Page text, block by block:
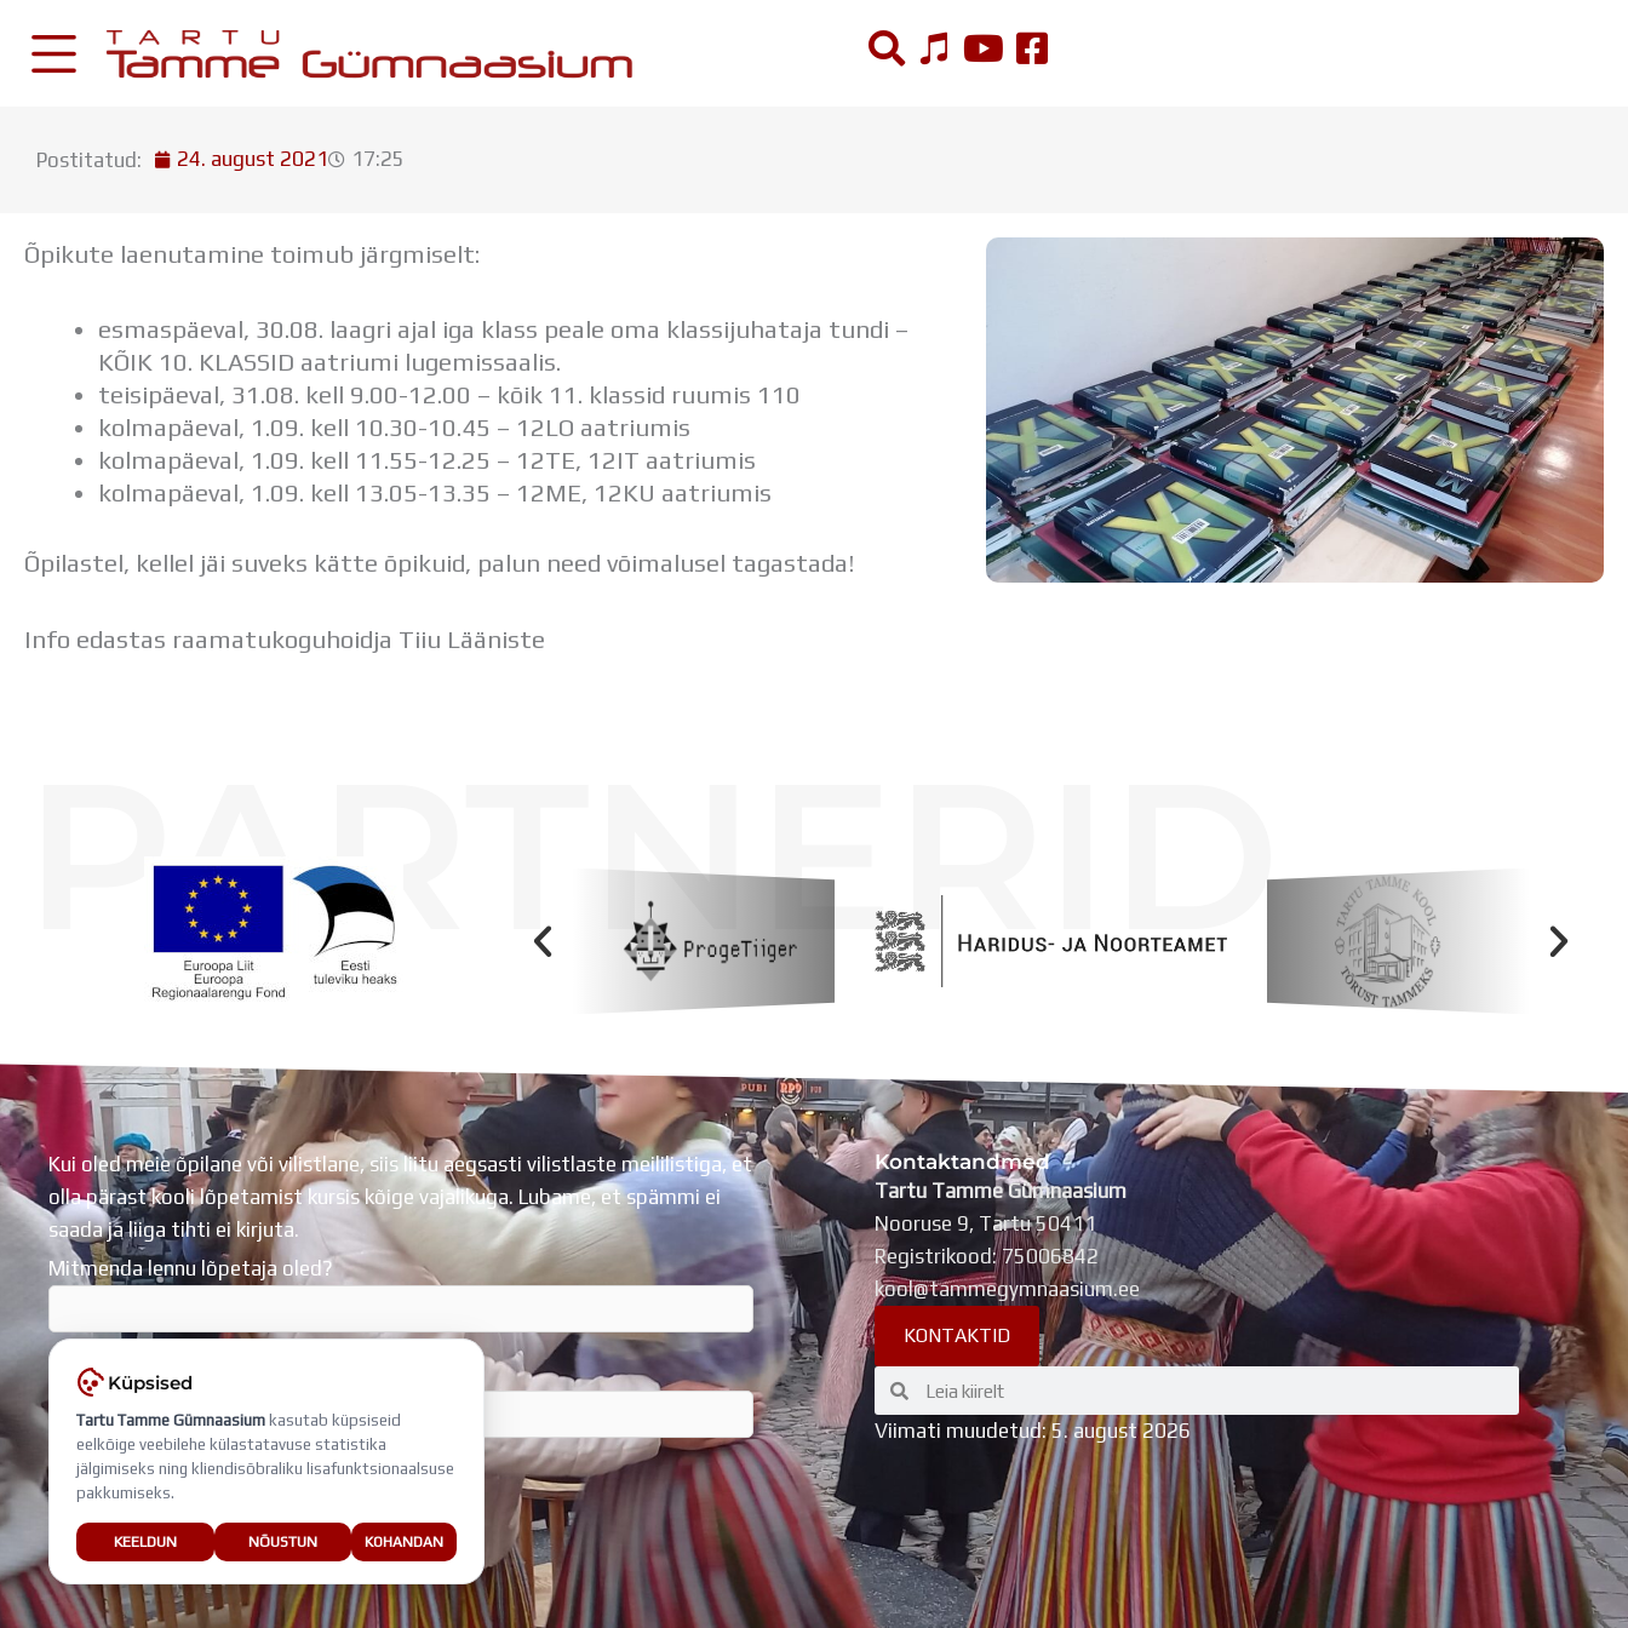
content
Postkast
Tamme TV
Tamme Leht
Kooliraadio
Koorilaul
Ainepassid
Õpilastööd (UPT)
Distantsõpe
Kodukord
Projektid
Lapsevanemale
Vilistlastele
Toitlustamine
Virtuaaltuur
Õpilasesindus
Kontaktid
Tööpakkumised
Postitatud: 24. august 2021 17:25
Õpikute laenutamine toimub järgmiselt:
esmaspäeval, 30.08. laagri ajal iga klass peale oma klassijuhataja tundi –
KÕIK 10. KLASSID aatriumi lugemissaalis.
teisipäeval, 31.08. kell 9.00-12.00 – kõik 11. klassid ruumis 110
kolmapäeval, 1.09. kell 10.30-10.45 – 12LO aatriumis
kolmapäeval, 1.09. kell 11.55-12.25 – 12TE, 12IT aatriumis
kolmapäeval, 1.09. kell 13.05-13.35 – 12ME, 12KU aatriumis
Õpilastel, kellel jäi suveks kätte õpikuid, palun need võimalusel tagastada!
Info edastas raamatukoguhoidja Tiiu Lääniste
PARTNERID
Kui oled meie õpilane või vilistlane, siis liitu aegsasti vilistlaste meililistiga, et
olla pärast kooli lõpetamist kursis kõige vajalikuga. Lubame, et spämmi ei
saada ja liiga tihti ei kirjuta.
Mitmenda lennu lõpetaja oled?
Sisesta e-mail, millega liitud
Kontaktandmed
Tartu Tamme Gümnaasium
Nooruse 9, Tartu 50411
Registrikood: 75006842
kool@tammegymnaasium.ee
KONTAKTID
SearchSearch
Viimati muudetud: 5. august 2026
Küpsised
Tartu Tamme Gümnaasium kasutab küpsiseid
eelkõige veebilehe külastatavuse statistika
jälgimiseks ning kliendisõbraliku lisafunktsionaalsuse
pakkumiseks.
KEELDUN NÕUSTUN KOHANDAN